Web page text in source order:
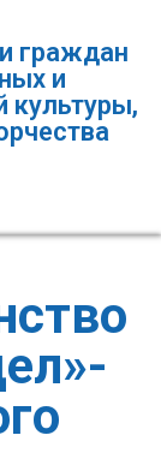
граждан
и
культуры,